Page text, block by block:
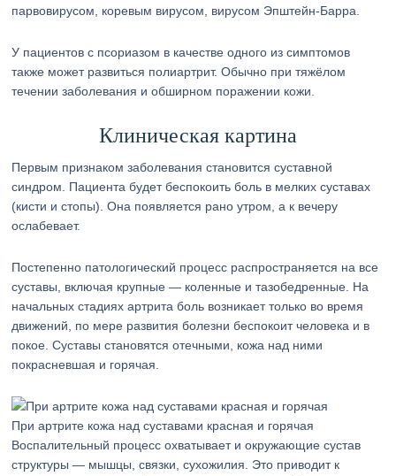
парвовирусом, коревым вирусом, вирусом Эпштейн-Барра.
У пациентов с псориазом в качестве одного из симптомов
также может развиться полиартрит. Обычно при тяжёлом
течении заболевания и обширном поражении кожи.
Клиническая картина
Первым признаком заболевания становится суставной
синдром. Пациента будет беспокоить боль в мелких суставах
(кисти и стопы). Она появляется рано утром, а к вечеру
ослабевает.
Постепенно патологический процесс распространяется на все
суставы, включая крупные — коленные и тазобедренные. На
начальных стадиях артрита боль возникает только во время
движений, по мере развития болезни беспокоит человека и в
покое. Суставы становятся отечными, кожа над ними
покрасневшая и горячая.
При артрите кожа над суставами красная и горячая
Воспалительный процесс охватывает и окружающие сустав
структуры — мышцы, связки, сухожилия. Это приводит к